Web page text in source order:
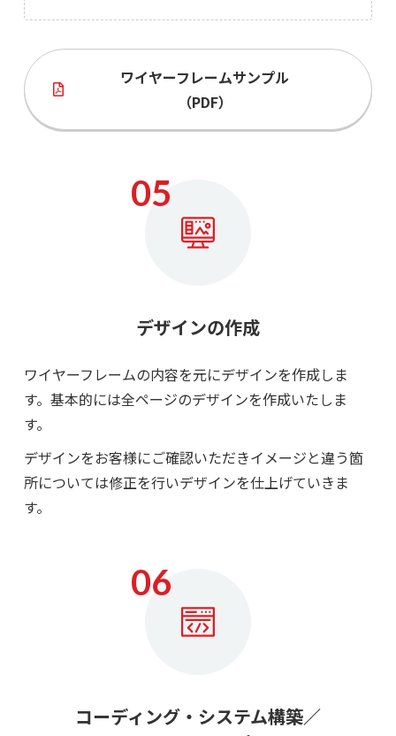
ワイヤーフレームサンプル
（PDF）
デザインの作成
ワイヤーフレームの内容を元にデザインを作成しま
す。基本的には全ページのデザインを作成いたしま
す。
デザインをお客様にご確認いただきイメージと違う箇
所については修正を行いデザインを仕上げていきま
す。
コーディング・システム構築／